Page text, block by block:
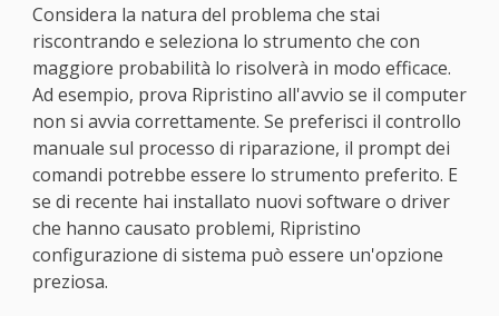
Considera la natura del problema che stai
riscontrando e seleziona lo strumento che con
maggiore probabilità lo risolverà in modo efficace.
Ad esempio, prova Ripristino all'avvio se il computer
non si avvia correttamente. Se preferisci il controllo
manuale sul processo di riparazione, il prompt dei
comandi potrebbe essere lo strumento preferito. E
se di recente hai installato nuovi software o driver
che hanno causato problemi, Ripristino
configurazione di sistema può essere un'opzione
preziosa.